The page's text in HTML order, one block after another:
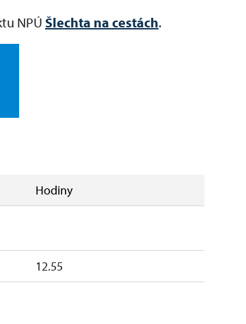
NPÚ Šlechta na cestách.
Hodiny
12.55